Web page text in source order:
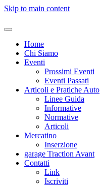
Skip to main content
Home
Chi Siamo
Eventi
Prossimi Eventi
Eventi Passati
Articoli e Pratiche Auto
Linee Guida
Informative
Normative
Articoli
Mercatino
Inserzione
garage Traction Avant
Contatti
Link
Iscriviti